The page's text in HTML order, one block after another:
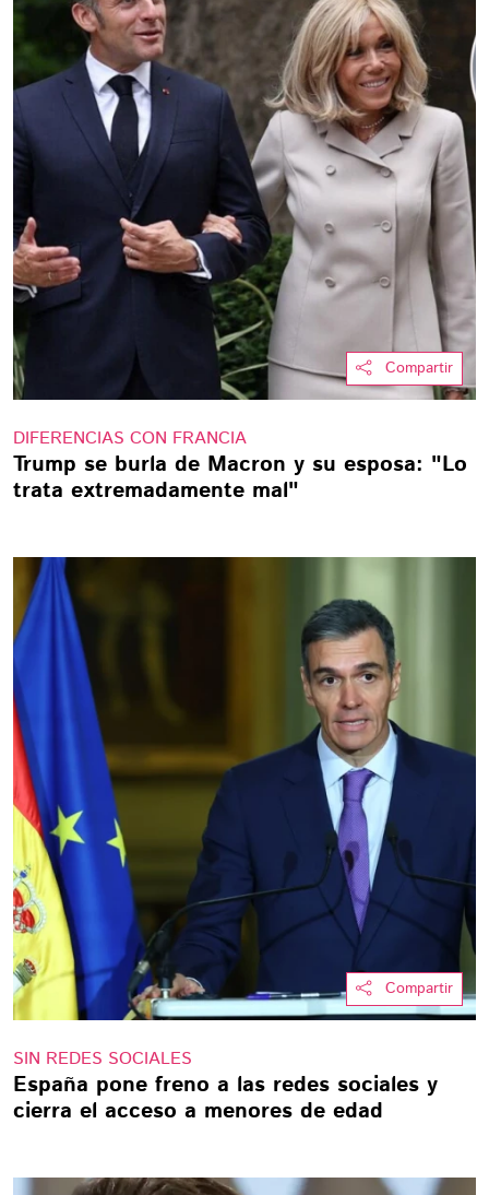
Compartir
DIFERENCIAS CON FRANCIA
Trump se burla de Macron y su esposa: "Lo
trata extremadamente mal"
Compartir
SIN REDES SOCIALES
España pone freno a las redes sociales y
cierra el acceso a menores de edad